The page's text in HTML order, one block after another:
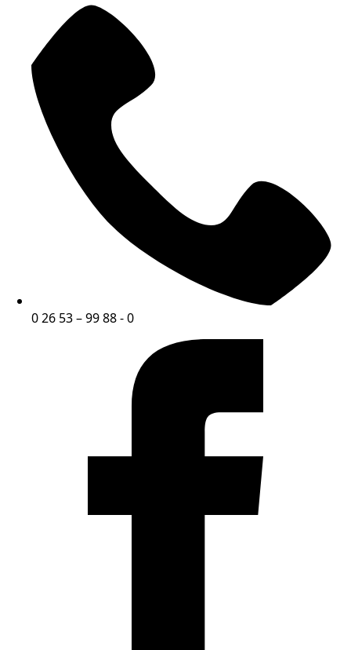
0 26 53 – 99 88 - 0